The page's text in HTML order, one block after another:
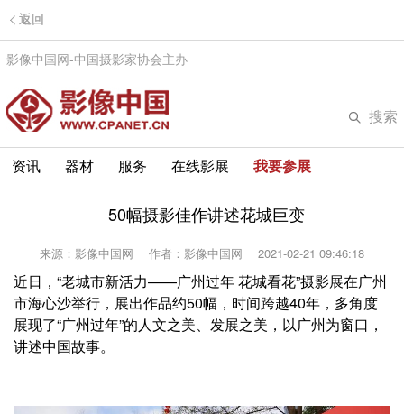
返回
影像中国网-中国摄影家协会主办
搜索
资讯 器材 服务 在线影展 我要参展
50幅摄影佳作讲述花城巨变
来源：影像中国网 作者：影像中国网 2021-02-21 09:46:18
近日，“老城市新活力——广州过年 花城看花”摄影展在广州
市海心沙举行，展出作品约50幅，时间跨越40年，多角度
展现了“广州过年”的人文之美、发展之美，以广州为窗口，
讲述中国故事。